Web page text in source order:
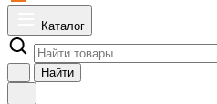
Каталог
Найти